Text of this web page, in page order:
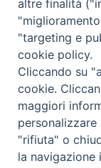
Copyright
Trentina
Privacy Policy
altre finalità
"targeting e
cookie policy.
Cliccando su
cookie.
maggiori
"rifiuta" o
la navigazione